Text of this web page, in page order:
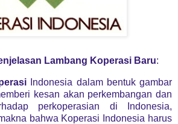
Lambang Koperasi Baru:
Indonesia dalam bentuk gambar
kesan akan perkembangan dan
perkoperasian di Indonesia,
bahwa Koperasi Indonesia harus